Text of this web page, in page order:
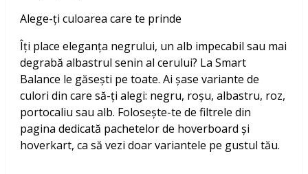
Alege-ți culoarea care te prinde
Îți place eleganța negrului, un alb impecabil sau mai
degrabă albastrul senin al cerului? La Smart
Balance le găsești pe toate. Ai șase variante de
culori din care să-ți alegi: negru, roșu, albastru, roz,
portocaliu sau alb. Folosește-te de filtrele din
pagina dedicată pachetelor de hoverboard și
hoverkart, ca să vezi doar variantele pe gustul tău.